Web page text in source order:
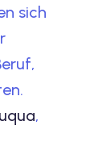
sich
,